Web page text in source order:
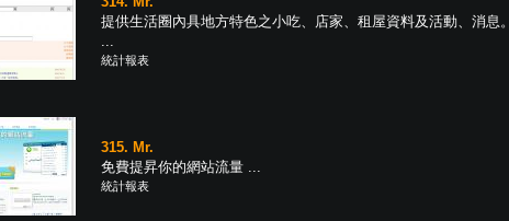
提供生活圈內具地方特色之小吃、店家、租屋資料及活動、消息。
...
統計報表
315. Mr.
免費提昇你的網站流量 ...
統計報表